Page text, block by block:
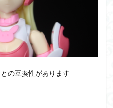
の互換性があります